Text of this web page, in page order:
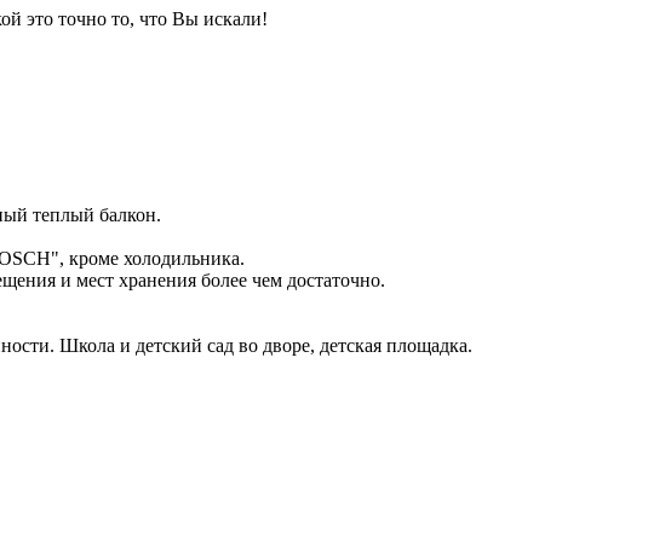
это точно то, что Вы искали!
теплый балкон.
кроме холодильника.
и мест хранения более чем достаточно.
Школа и детский сад во дворе, детская площадка.